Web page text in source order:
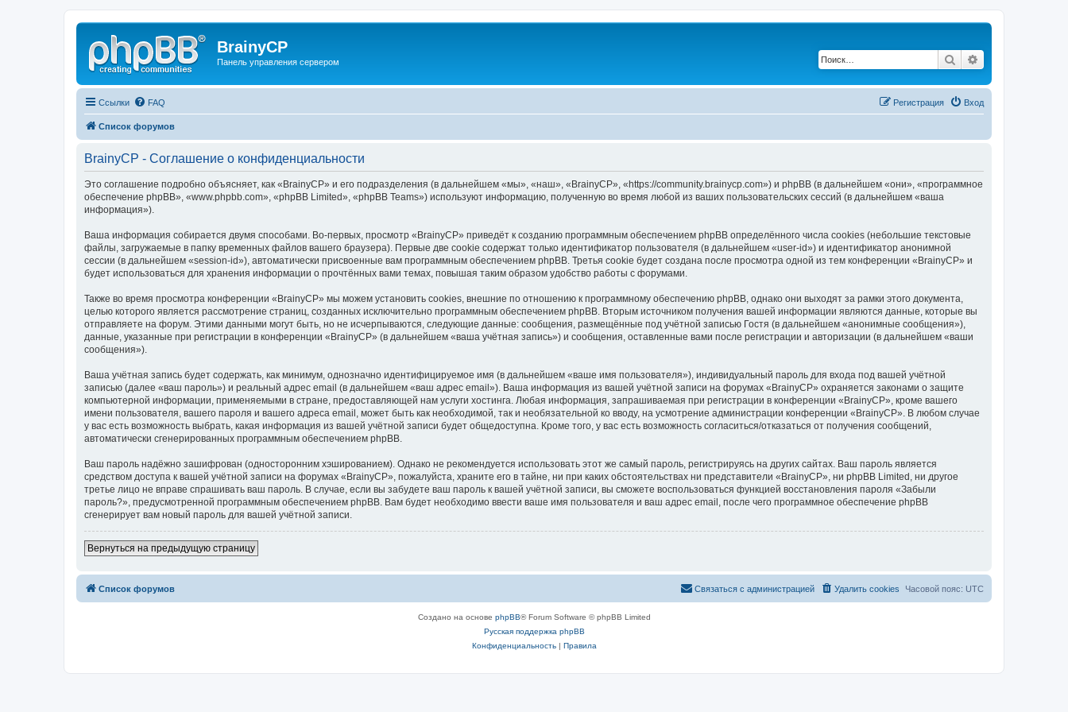
BrainyCP
Панель управления сервером Поиск
Ссылки FAQ Вход
Регистрация
Список форумов
BrainyCP - Соглашение о конфиденциальности
Это соглашение подробно объясняет, как «BrainyCP» и его подразделения (в дальнейшем «мы», «наш», «BrainyCP», «https://community.brainycp.com») и phpBB (в дальнейшем «они», «программное
обеспечение phpBB», «www.phpbb.com», «phpBB Limited», «phpBB Teams») используют информацию, полученную во время любой из ваших пользовательских сессий (в дальнейшем «ваша
информация»).
Ваша информация собирается двумя способами. Во-первых, просмотр «BrainyCP» приведёт к созданию программным обеспечением phpBB определённого числа cookies (небольшие текстовые
файлы, загружаемые в папку временных файлов вашего браузера). Первые две cookie содержат только идентификатор пользователя (в дальнейшем «user-id») и идентификатор анонимной
сессии (в дальнейшем «session-id»), автоматически присвоенные вам программным обеспечением phpBB. Третья cookie будет создана после просмотра одной из тем конференции «BrainyCP» и
будет использоваться для хранения информации о прочтённых вами темах, повышая таким образом удобство работы с форумами.
Также во время просмотра конференции «BrainyCP» мы можем установить cookies, внешние по отношению к программному обеспечению phpBB, однако они выходят за рамки этого документа,
целью которого является рассмотрение страниц, созданных исключительно программным обеспечением phpBB. Вторым источником получения вашей информации являются данные, которые вы
отправляете на форум. Этими данными могут быть, но не исчерпываются, следующие данные: сообщения, размещённые под учётной записью Гостя (в дальнейшем «анонимные сообщения»),
данные, указанные при регистрации в конференции «BrainyCP» (в дальнейшем «ваша учётная запись») и сообщения, оставленные вами после регистрации и авторизации (в дальнейшем «ваши
сообщения»).
Ваша учётная запись будет содержать, как минимум, однозначно идентифицируемое имя (в дальнейшем «ваше имя пользователя»), индивидуальный пароль для входа под вашей учётной
записью (далее «ваш пароль») и реальный адрес email (в дальнейшем «ваш адрес email»). Ваша информация из вашей учётной записи на форумах «BrainyCP» охраняется законами о защите
компьютерной информации, применяемыми в стране, предоставляющей нам услуги хостинга. Любая информация, запрашиваемая при регистрации в конференции «BrainyCP», кроме вашего
имени пользователя, вашего пароля и вашего адреса email, может быть как необходимой, так и необязательной ко вводу, на усмотрение администрации конференции «BrainyCP». В любом случае
у вас есть возможность выбрать, какая информация из вашей учётной записи будет общедоступна. Кроме того, у вас есть возможность согласиться/отказаться от получения сообщений,
автоматически сгенерированных программным обеспечением phpBB.
Ваш пароль надёжно зашифрован (односторонним хэшированием). Однако не рекомендуется использовать этот же самый пароль, регистрируясь на других сайтах. Ваш пароль является
средством доступа к вашей учётной записи на форумах «BrainyCP», пожалуйста, храните его в тайне, ни при каких обстоятельствах ни представители «BrainyCP», ни phpBB Limited, ни другое
третье лицо не вправе спрашивать ваш пароль. В случае, если вы забудете ваш пароль к вашей учётной записи, вы сможете воспользоваться функцией восстановления пароля «Забыли
пароль?», предусмотренной программным обеспечением phpBB. Вам будет необходимо ввести ваше имя пользователя и ваш адрес email, после чего программное обеспечение phpBB
сгенерирует вам новый пароль для вашей учётной записи.
Вернуться на предыдущую страницу
Список форумов Часовой пояс: UTC
Удалить cookies
Связаться с администрацией
Создано на основе phpBB® Forum Software © phpBB Limited
Русская поддержка phpBB
Конфиденциальность| Правила